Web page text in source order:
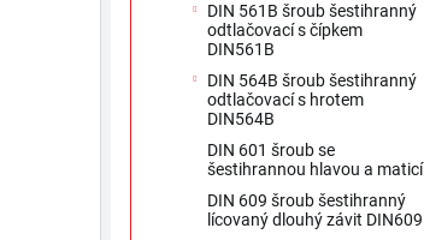
DIN 561B šroub šestihranný
odtlačovací s čípkem
DIN561B
DIN 564B šroub šestihranný
odtlačovací s hrotem
DIN564B
DIN 601 šroub se
šestihrannou hlavou a maticí
DIN 609 šroub šestihranný
lícovaný dlouhý závit DIN609